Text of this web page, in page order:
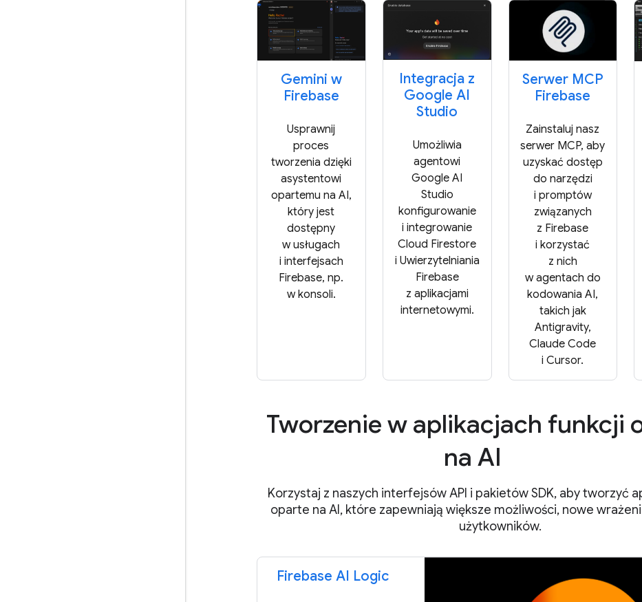
Gemini w
Firebase
Usprawnij
proces
tworzenia dzięki
asystentowi
opartemu na AI,
który jest
dostępny
w usługach
i interfejsach
Firebase, np.
w konsoli.
Integracja z
Google AI
Studio
Umożliwia
agentowi
Google AI
Studio
konfigurowanie
i integrowanie
Cloud Firestore
i Uwierzytelniania
Firebase
z aplikacjami
internetowymi.
Serwer MCP
Firebase
Zainstaluj nasz
serwer MCP, aby
uzyskać dostęp
do narzędzi
i promptów
związanych
z Firebase
i korzystać
z nich
w agentach do
kodowania AI,
takich jak
Antigravity,
Claude Code
i Cursor.
Tworzenie w aplikacjach funkcji
na AI
Korzystaj z naszych interfejsów API i pakietów SDK, aby tworzyć
oparte na AI, które zapewniają większe możliwości, nowe
użytkowników.
Firebase AI Logic